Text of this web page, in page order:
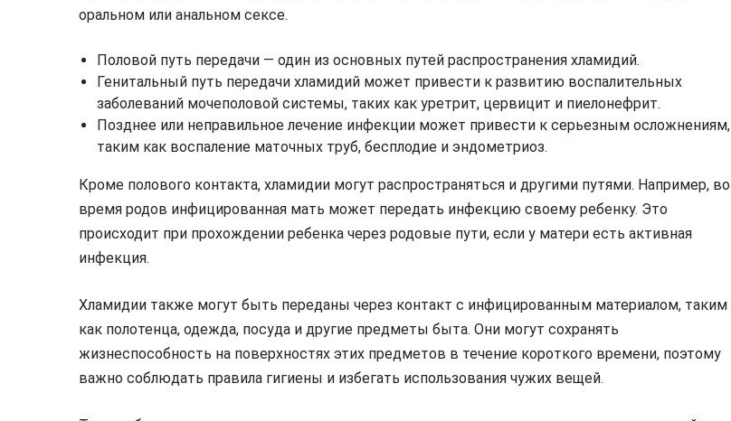
оральном или анальном сексе.
Половой путь передачи — один из основных путей распространения хламидий.
Генитальный путь передачи хламидий может привести к развитию воспалительных
заболеваний мочеполовой системы, таких как уретрит, цервицит и пиелонефрит.
Позднее или неправильное лечение инфекции может привести к серьезным осложнениям,
таким как воспаление маточных труб, бесплодие и эндометриоз.
Кроме полового контакта, хламидии могут распространяться и другими путями. Например, во
время родов инфицированная мать может передать инфекцию своему ребенку. Это
происходит при прохождении ребенка через родовые пути, если у матери есть активная
инфекция.
Хламидии также могут быть переданы через контакт с инфицированным материалом, таким
как полотенца, одежда, посуда и другие предметы быта. Они могут сохранять
жизнеспособность на поверхностях этих предметов в течение короткого времени, поэтому
важно соблюдать правила гигиены и избегать использования чужих вещей.